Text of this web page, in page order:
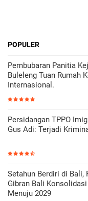
POPULER
Pembubaran Panitia
Buleleng Tuan Rumah
Internasional.
Persidangan TPPO
Gus Adi: Terjadi
Setahun Berdiri di Bali,
Gibran Bali
Menuju 2029